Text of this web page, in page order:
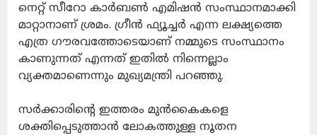
നെറ്റ് സീറോ കാർബൺ എമിഷൻ സംസ്ഥാനമാക്കി
മാറ്റാനാണ് ശ്രമം. ഗ്രീൻ ഫ്യൂച്ചർ എന്ന ലക്ഷ്യത്തെ
എത്ര ഗൗരവത്തോടെയാണ് നമ്മുടെ സംസ്ഥാനം
കാണുന്നത് എന്നത് ഇതിൽ നിന്നെല്ലാം
വ്യക്തമാണെന്നും മുഖ്യമന്ത്രി പറഞ്ഞു.
സർക്കാരിന്റെ ഇത്തരം മുൻകൈകളെ
ശക്തിപ്പെടുത്താൻ ലോകത്തുള്ള നൂതന